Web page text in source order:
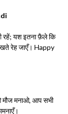
यश इतना फ़ैले कि
देखते रेह जाएँ। Happy
मौज मनाओ, आप सभी